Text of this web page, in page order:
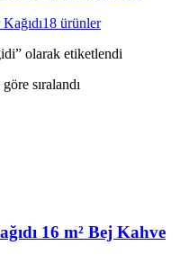
18 ürünler
olarak etiketlendi
sıralandı
16 m² Bej Kahve